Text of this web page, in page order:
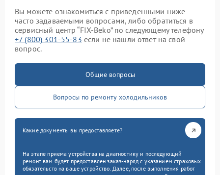
Вы можете ознакомиться с приведенными ниже
часто задаваемыми вопросами, либо обратиться в
сервисный центр “FIX-Beko” по следующему телефону
+7 (800) 301-55-83 если не нашли ответ на свой
вопрос.
Общие вопросы
Вопросы по ремонту холодильников
Какие документы вы предоставляете?
На этапе приема устройства на диагностику и последующий
ремонт вам будет предоставлен заказ-наряд с указанием страховых
обязательств на ваше устройство. Далее, после выполнения работ